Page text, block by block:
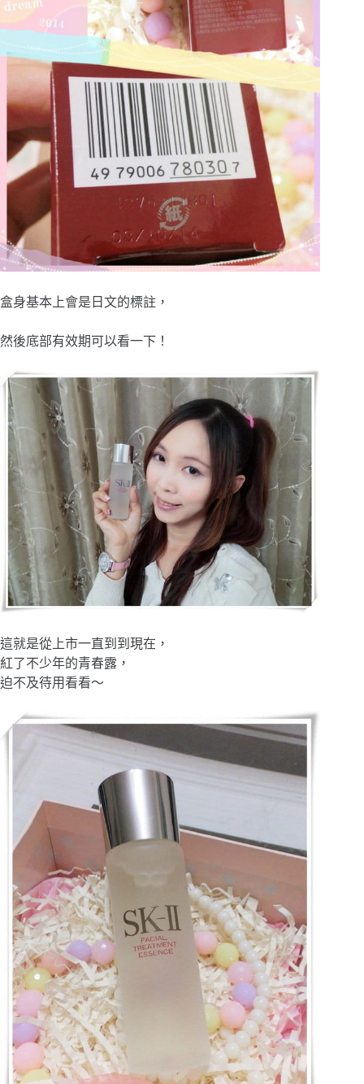
盒身基本上會是日文的標註，
然後底部有效期可以看一下！
這就是從上市一直到到現在，
紅了不少年的青春露，
迫不及待用看看～